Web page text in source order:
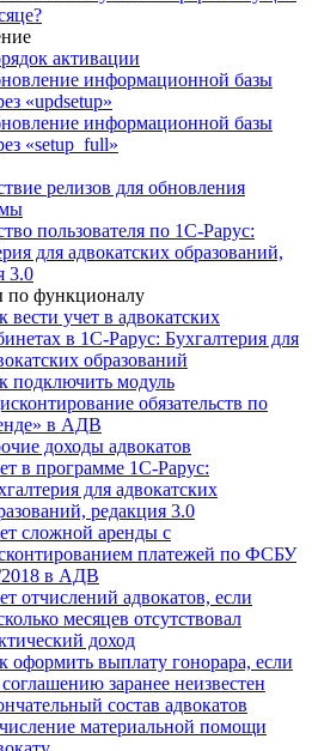
активации
информационной базы
«updsetup»
информационной базы
«setup_full»
релизов для обновления
пользователя по 1С-Рарус:
для адвокатских образований,
3.0
по функционалу
вести учет в адвокатских
в 1С-Рарус: Бухгалтерия для
образований
подключить модуль
обязательств по
в АДВ
доходы адвокатов
в программе 1С-Рарус:
для адвокатских
редакция 3.0
сложной аренды с
платежей по ФСБУ
2018 в АДВ
отчислений адвокатов, если
месяцев отсутствовал
доход
оформить выплату гонорара, если
заранее неизвестен
состав адвокатов
материальной помощи